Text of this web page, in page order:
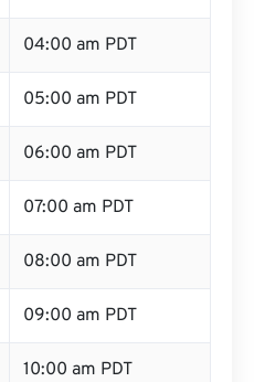
04:00 am PDT
05:00 am PDT
06:00 am PDT
07:00 am PDT
08:00 am PDT
09:00 am PDT
10:00 am PDT